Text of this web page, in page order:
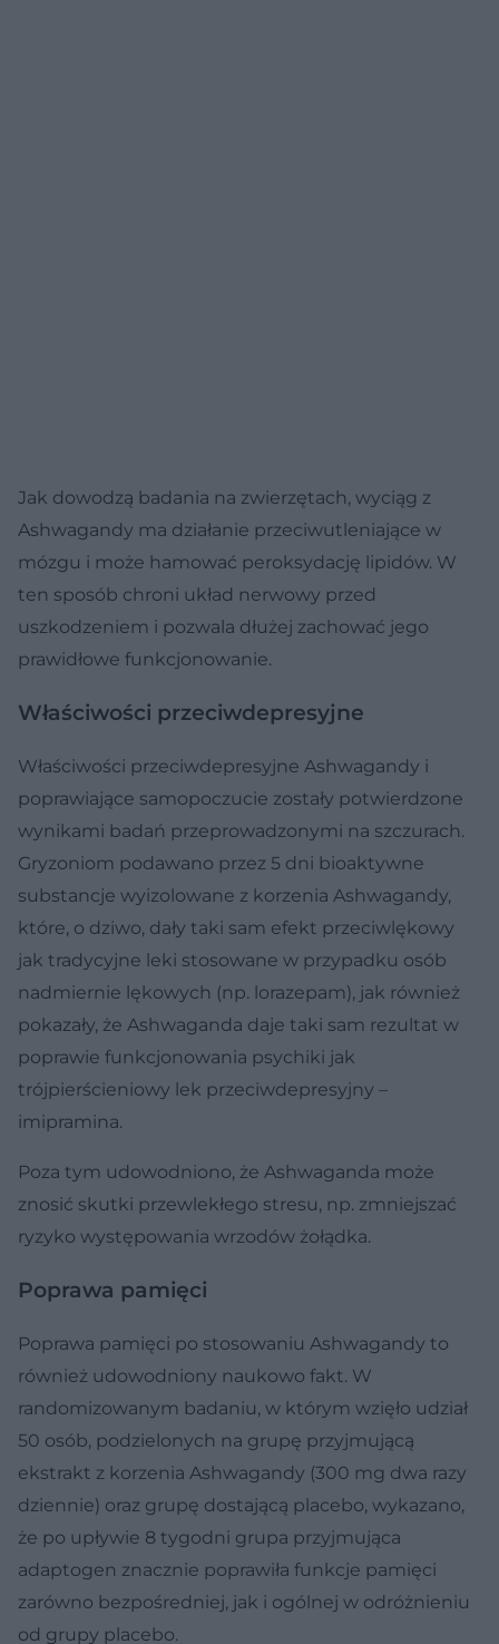
Jak dowodzą badania na zwierzętach, wyciąg z
Ashwagandy ma działanie przeciwutleniające w
mózgu i może hamować peroksydację lipidów. W
ten sposób chroni układ nerwowy przed
uszkodzeniem i pozwala dłużej zachować jego
prawidłowe funkcjonowanie.
Właściwości przeciwdepresyjne
Właściwości przeciwdepresyjne Ashwagandy i
poprawiające samopoczucie zostały potwierdzone
wynikami badań przeprowadzonymi na szczurach.
Gryzoniom podawano przez 5 dni bioaktywne
substancje wyizolowane z korzenia Ashwagandy,
które, o dziwo, dały taki sam efekt przeciwlękowy
jak tradycyjne leki stosowane w przypadku osób
nadmiernie lękowych (np. lorazepam), jak również
pokazały, że Ashwaganda daje taki sam rezultat w
poprawie funkcjonowania psychiki jak
trójpierścieniowy lek przeciwdepresyjny –
imipramina.
Poza tym udowodniono, że Ashwaganda może
znosić skutki przewlekłego stresu, np. zmniejszać
ryzyko występowania wrzodów żołądka.
Poprawa pamięci
Poprawa pamięci po stosowaniu Ashwagandy to
również udowodniony naukowo fakt. W
randomizowanym badaniu, w którym wzięło udział
50 osób, podzielonych na grupę przyjmującą
ekstrakt z korzenia Ashwagandy (300 mg dwa razy
dziennie) oraz grupę dostającą placebo, wykazano,
że po upływie 8 tygodni grupa przyjmująca
adaptogen znacznie poprawiła funkcje pamięci
zarówno bezpośredniej, jak i ogólnej w odróżnieniu
od grupy placebo.